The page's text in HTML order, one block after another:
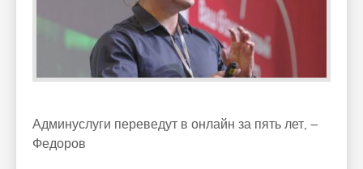
Админуслуги переведут в онлайн за пять лет, –
Федоров